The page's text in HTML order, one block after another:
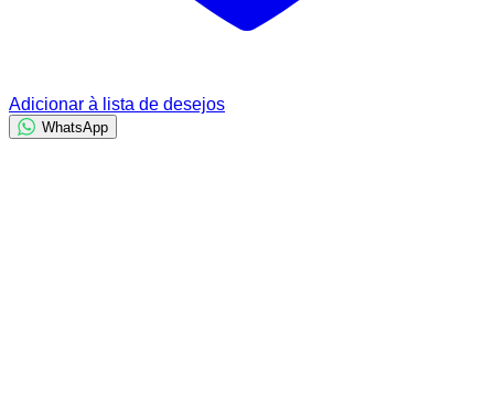
Adicionar à lista de desejos
WhatsApp